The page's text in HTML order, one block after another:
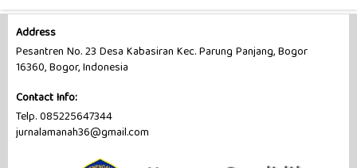
Address
Pesantren No. 23 Desa Kabasiran Kec. Parung Panjang, Bogor
16360, Bogor, Indonesia
Contact Info:
Telp. 085225647344
jurnalamanah36@gmail.com